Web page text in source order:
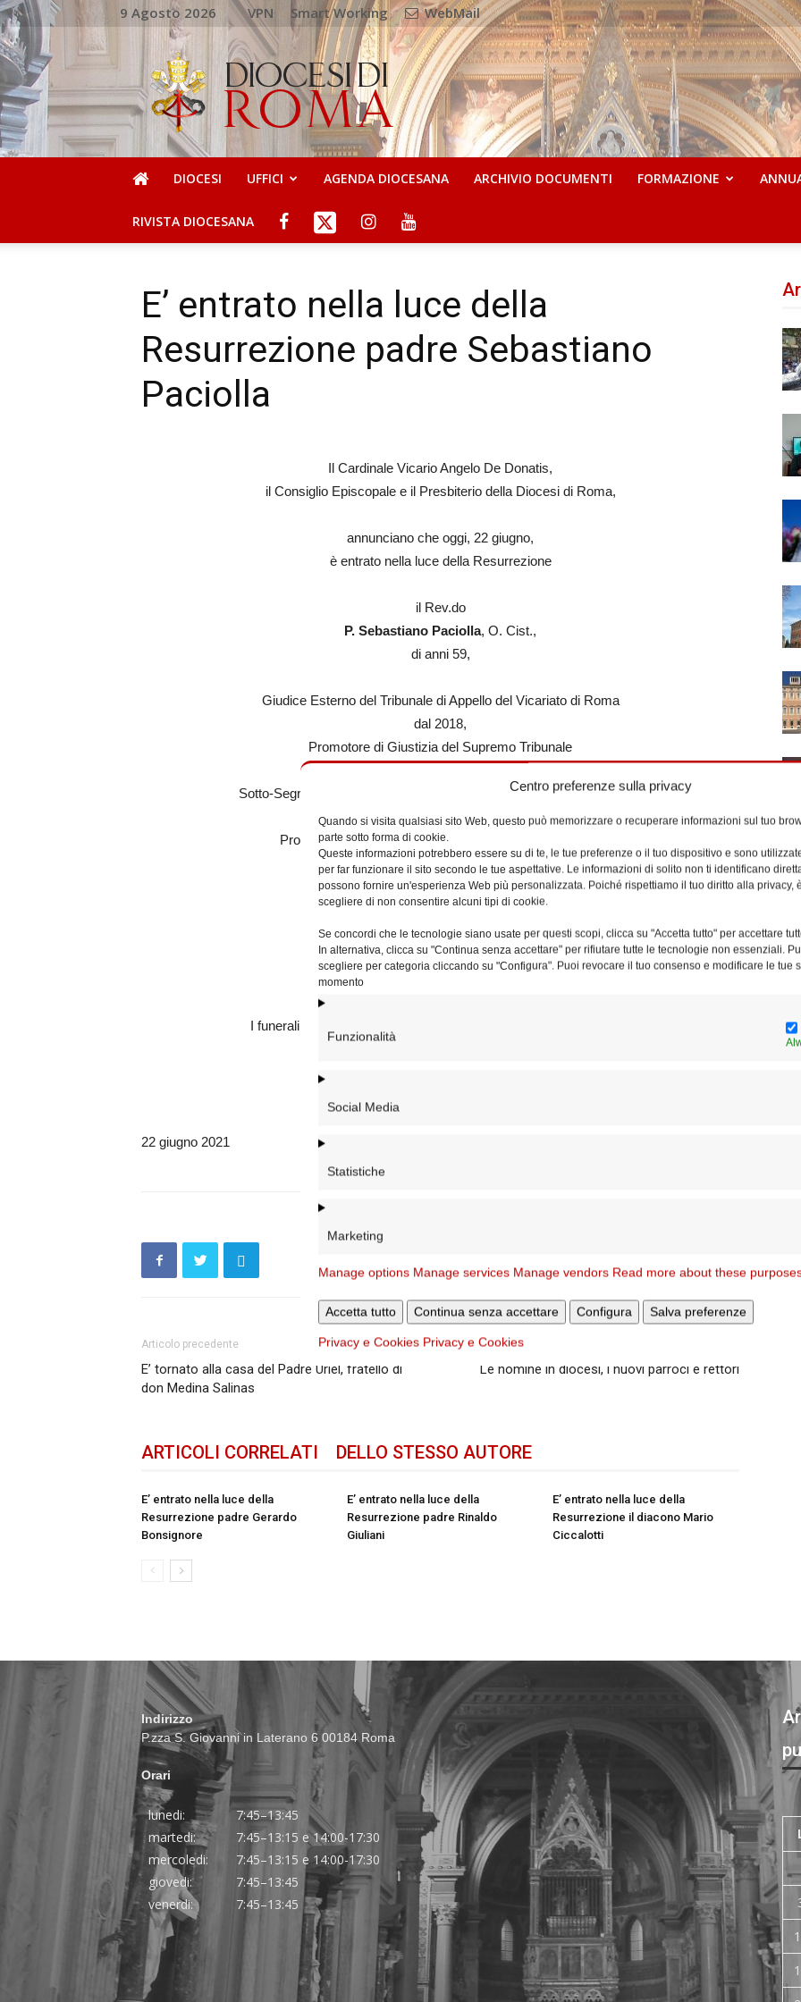
Centro preferenze sulla privacy
Quando si visita qualsiasi sito Web, questo può memorizzare o recuperare informazioni sul tuo
parte sotto forma di cookie.
Queste informazioni potrebbero essere su di te, le tue preferenze o il tuo dispositivo e sono
per far funzionare il sito secondo le tue aspettative. Le informazioni di solito non ti identificano
possono fornire un'esperienza Web più personalizzata. Poiché rispettiamo il tuo diritto alla privacy,
scegliere di non consentire alcuni tipi di cookie.
Se concordi che le tecnologie siano usate per questi scopi, clicca su "Accetta tutto" per accettare
In alternativa, clicca su "Continua senza accettare" per rifiutare tutte le tecnologie non essenziali.
scegliere per categoria cliccando su "Configura". Puoi revocare il tuo consenso e modificare le tue
momento
Funzionalità
Social Media
Statistiche
Marketing
Manage options Manage services Manage vendors Read more about these
Accetta tutto Continua senza accettare Configura Salva preferenze
Privacy e Cookies Privacy e Cookies
9 Agosto 2026 VPN Smart Working WebMail
DIOCESI
DI
ROMA
DIOCESI UFFICI AGENDA DIOCESANA ARCHIVIO DOCUMENTI FORMAZIONE
RIVISTA DIOCESANA
E’ entrato nella luce della
Resurrezione padre Sebastiano
Paciolla
Il Cardinale Vicario Angelo De Donatis,
il Consiglio Episcopale e il Presbiterio della Diocesi di Roma,
annunciano che oggi, 22 giugno,
è entrato nella luce della Resurrezione
il Rev.do
P. Sebastiano Paciolla, O. Cist.,
di anni 59,
Giudice Esterno del Tribunale di Appello del Vicariato di Roma
dal 2018,
Promotore di Giustizia del Supremo Tribunale
Sotto-Segretario della Congregazione per gli Istituti di Vita Consacrata
e le Società di Vita Apostolica dal 2008 al 2018,
Promotore di Giustizia del Tribunale della Rota Romana
dal 2005 al 2008,
e, ricordandone il generoso e fecondo servizio,
lo affidano all’abbraccio misericordioso di Dio
e alla preghiera di suffragio dei fedeli,
invocando la pace e la gioia del Signore.
I funerali si svolgeranno mercoledì 23 giugno 2021, alle ore 16.00,
22 giugno 2021
Articolo precedente
E’ tornato alla casa del Padre Uriel, fratello di
don Medina Salinas
Le nomine in diocesi, i nuovi parroci e rettori
ARTICOLI CORRELATI DELLO STESSO AUTORE
E’ entrato nella luce della
Resurrezione padre Gerardo
Bonsignore
E’ entrato nella luce della
Resurrezione padre Rinaldo
Giuliani
E’ entrato nella luce della
Resurrezione il diacono Mario
Ciccalotti
Indirizzo
P.zza S. Giovanni in Laterano 6 00184 Roma
Orari
lunedi:
7:45–13:45
martedi:
7:45–13:15 e 14:00-17:30
mercoledi:
7:45–13:15 e 14:00-17:30
giovedi:
7:45–13:45
venerdi:
7:45–13:45